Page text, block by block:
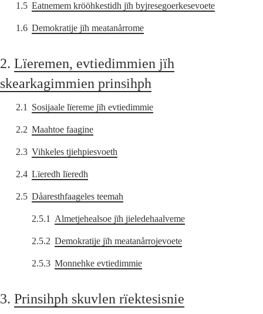
1.5 Eatnemem krööhkestidh jïh byjresegoerkesevoete
1.6 Demokratije jïh meatanårrome
2. Lïeremen, evtiedimmien jïh
skearkagimmien prinsihph
2.1 Sosijaale lïereme jïh evtiedimmie
2.2 Maahtoe faagine
2.3 Vihkeles tjiehpiesvoeth
2.4 Lïeredh lïeredh
2.5 Dåaresthfaageles teemah
2.5.1 Almetjehealsoe jïh jieledehaalveme
2.5.2 Demokratije jïh meatanårrojevoete
2.5.3 Monnehke evtiedimmie
3. Prinsihph skuvlen rïektesisnie